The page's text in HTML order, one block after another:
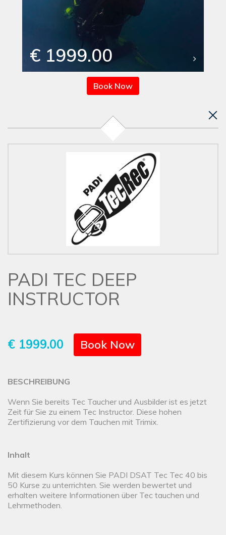
€ 1999.00
Book Now
PADI TEC DEEP
INSTRUCTOR
€ 1999.00 Book Now
BESCHREIBUNG
Wenn Sie bereits Tec Taucher und Ausbilder ist es jetzt
Zeit für Sie zu einem Tec Instructor. Diese hohen
Zertifizierung vor dem Tauchen mit Trimix.
Inhalt
Mit diesem Kurs können Sie PADI DSAT Tec Tec 40 bis
50 Kurse zu unterrichten. Sie werden bewertet und
erhalten weitere Informationen über Tec tauchen und
Lehrmethoden.